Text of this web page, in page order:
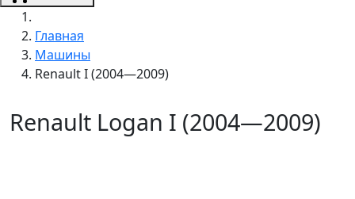
Главная
Машины
Renault I (2004—2009)
Renault Logan I (2004—2009)